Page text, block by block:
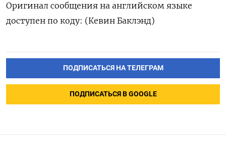
Оригинал сообщения ​на английском языке
доступен ‌по коду: (Кевин Баклэнд)
ПОДПИСАТЬСЯ НА ТЕЛЕГРАМ
ПОДПИСАТЬСЯ В GOOGLE